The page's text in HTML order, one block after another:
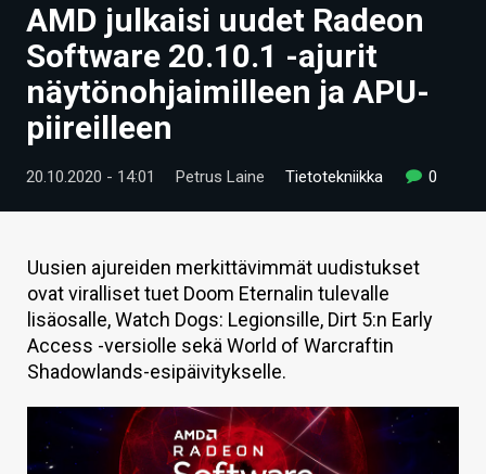
UUTISET
ARTIKKELIT
VIDEOT
TECHBBS
HINTA.FI
KAUPPA
VAIHDA TEEMA
HAKU
AMD julkaisi uudet Radeon
Software 20.10.1 -ajurit
näytönohjaimilleen ja APU-
piireilleen
20.10.2020 - 14:01 Petrus Laine Tietotekniikka 0
Uusien ajureiden merkittävimmät uudistukset
ovat viralliset tuet Doom Eternalin tulevalle
lisäosalle, Watch Dogs: Legionsille, Dirt 5:n Early
Access -versiolle sekä World of Warcraftin
Shadowlands-esipäivitykselle.